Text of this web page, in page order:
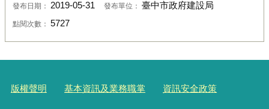
發布日期： 2019-05-31 發布單位： 臺中市政府建設局
點閱次數： 5727
版權聲明 基本資訊及業務職掌 資訊安全政策